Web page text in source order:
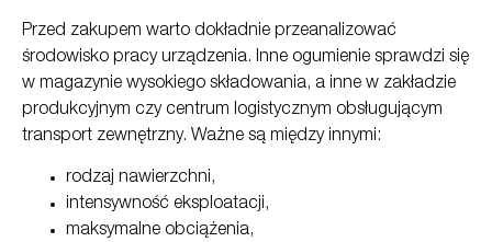
Przed zakupem warto dokładnie przeanalizować
środowisko pracy urządzenia. Inne ogumienie sprawdzi się
w magazynie wysokiego składowania, a inne w zakładzie
produkcyjnym czy centrum logistycznym obsługującym
transport zewnętrzny. Ważne są między innymi:
rodzaj nawierzchni,
intensywność eksploatacji,
maksymalne obciążenia,